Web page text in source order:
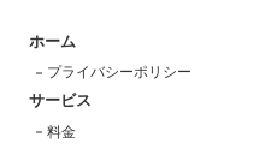
ホーム
プライバシーポリシー
サービス
料金